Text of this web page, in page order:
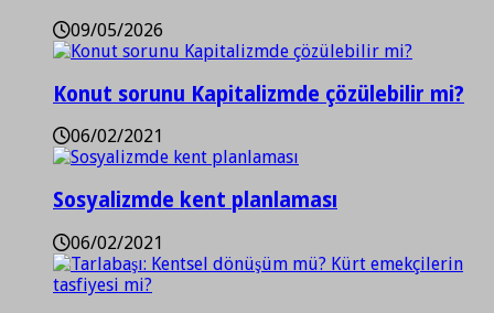
09/05/2026
Konut sorunu Kapitalizmde çözülebilir mi?
06/02/2021
Sosyalizmde kent planlaması
06/02/2021